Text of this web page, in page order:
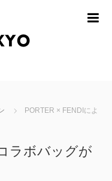
PORTER × FENDIによ
ラボバッグが